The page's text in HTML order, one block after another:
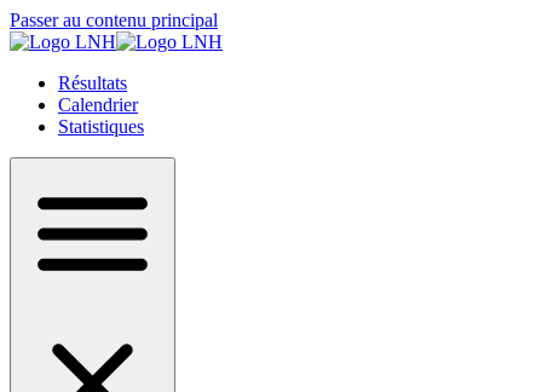
Passer au contenu principal
Résultats
Calendrier
Statistiques